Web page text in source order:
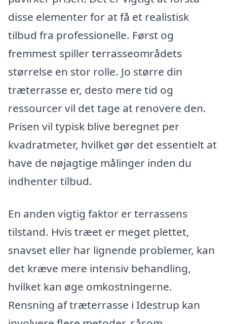
disse elementer for at få et realistisk
tilbud fra professionelle. Først og
fremmest spiller terrasseområdets
størrelse en stor rolle. Jo større din
træterrasse er, desto mere tid og
ressourcer vil det tage at renovere den.
Prisen vil typisk blive beregnet per
kvadratmeter, hvilket gør det essentielt at
have de nøjagtige målinger inden du
indhenter tilbud.
En anden vigtig faktor er terrassens
tilstand. Hvis træet er meget plettet,
snavset eller har lignende problemer, kan
det kræve mere intensiv behandling,
hvilket kan øge omkostningerne.
Rensning af træterrasse i Idestrup kan